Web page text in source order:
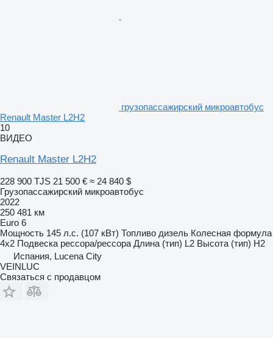
грузопассажирский микроавтобус
Renault Master L2H2
10
ВИДЕО
Renault Master L2H2
228 900 TJS 21 500 € ≈ 24 840 $
Грузопассажирский микроавтобус
2022
250 481 км
Euro 6
Мощность 145 л.с. (107 кВт) Топливо дизель Колесная формула
4x2 Подвеска рессора/рессора Длина (тип) L2 Высота (тип) H2
Испания, Lucena City
VEINLUC
Связаться с продавцом